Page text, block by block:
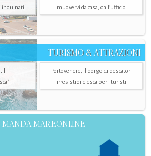
inquinati
muovervi da casa, dall’ufficio
TURISMO & ATTRAZIONI
Portovenere, il borgo di pescatori
irresistibile esca per i turisti
MAREONLINE